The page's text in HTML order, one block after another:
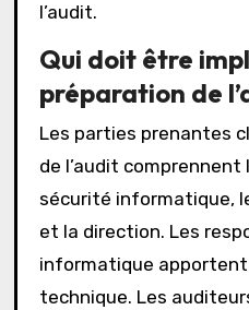
l’audit.
Qui doit être
préparation de
Les parties prenantes
de l’audit comprennent
sécurité informatique,
et la direction. Les
informatique
technique. Les